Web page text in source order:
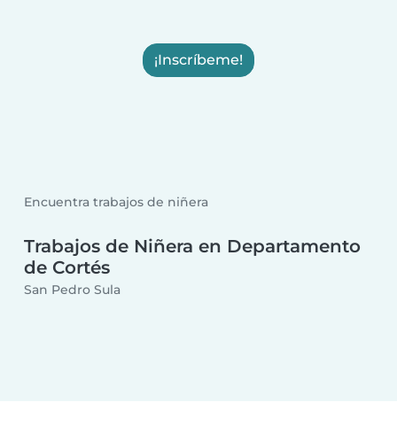
¡Inscríbeme!
Encuentra trabajos de niñera
Trabajos de Niñera en Departamento
de Cortés
San Pedro Sula